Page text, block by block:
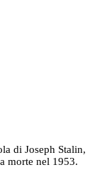
di Joseph Stalin,
morte nel 1953.